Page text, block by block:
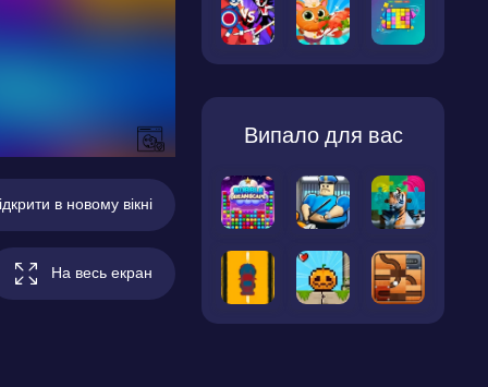
в новому вікні
На весь екран
Випало для вас